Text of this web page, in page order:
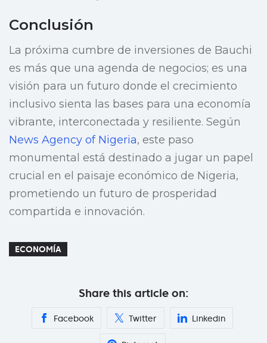
Conclusión
La próxima cumbre de inversiones de Bauchi
es más que una agenda de negocios; es una
visión para un futuro donde el crecimiento
inclusivo sienta las bases para una economía
vibrante, interconectada y resiliente. Según
News Agency of Nigeria, este paso
monumental está destinado a jugar un papel
crucial en el paisaje económico de Nigeria,
prometiendo un futuro de prosperidad
compartida e innovación.
ECONOMÍA
Share this article on:
Facebook Twitter Linkedin